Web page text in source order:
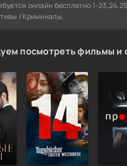
онлайн бесплатно 1-
/ Криминалы.
посмотреть фильмы и